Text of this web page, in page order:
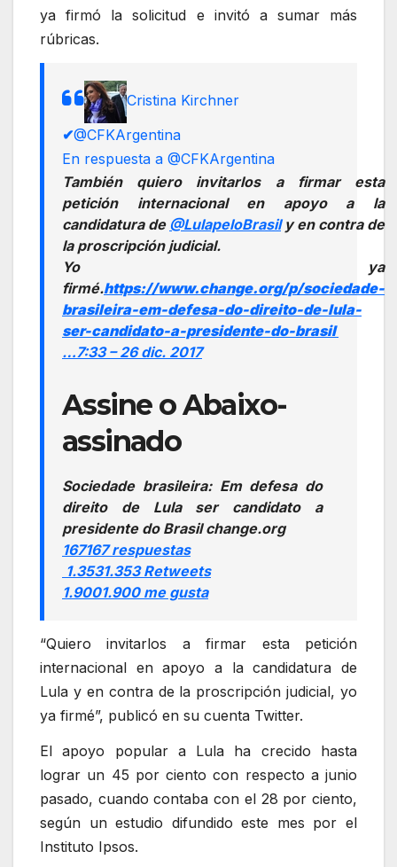
ya firmó la solicitud e invitó a sumar más
rúbricas.
Cristina Kirchner
✔@CFKArgentina
En respuesta a @CFKArgentina
También quiero invitarlos a firmar esta
petición internacional en apoyo a la
candidatura de @LulapeloBrasily en contra de
la proscripción judicial.
Yo ya
firmé.https://www.change.org/p/sociedade-
brasileira-em-defesa-do-direito-de-lula-
ser-candidato-a-presidente-do-brasil
…7:33 – 26 dic. 2017
Assine o Abaixo-
assinado
Sociedade brasileira: Em defesa do
direito de Lula ser candidato a
presidente do Brasil change.org
167167 respuestas
1.3531.353 Retweets
1.9001.900 me gusta
“Quiero invitarlos a firmar esta petición
internacional en apoyo a la candidatura de
Lula y en contra de la proscripción judicial, yo
ya firmé”, publicó en su cuenta Twitter.
El apoyo popular a Lula ha crecido hasta
lograr un 45 por ciento con respecto a junio
pasado, cuando contaba con el 28 por ciento,
según un estudio difundido este mes por el
Instituto Ipsos.